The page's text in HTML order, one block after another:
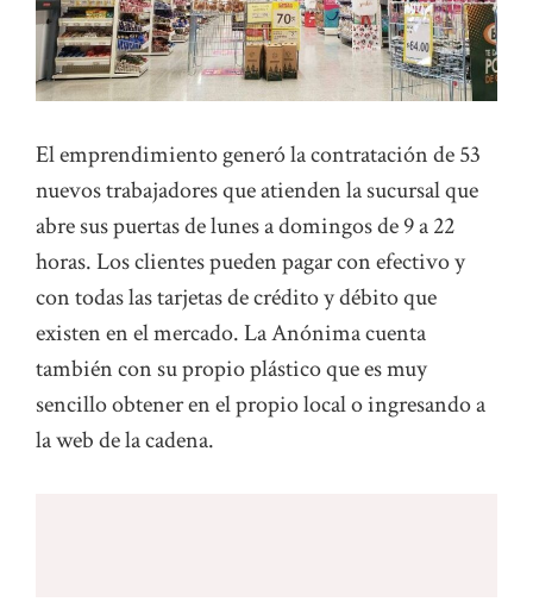
El emprendimiento generó la contratación de 53
nuevos trabajadores que atienden la sucursal que
abre sus puertas de lunes a domingos de 9 a 22
horas. Los clientes pueden pagar con efectivo y
con todas las tarjetas de crédito y débito que
existen en el mercado. La Anónima cuenta
también con su propio plástico que es muy
sencillo obtener en el propio local o ingresando a
la web de la cadena.